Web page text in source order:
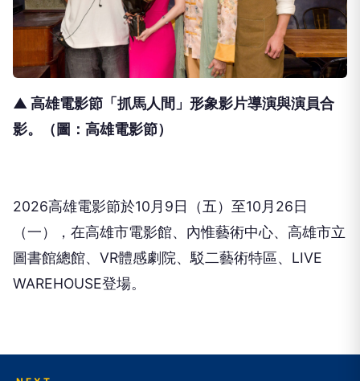
▲ 高雄電影節「抓馬人間」形象影片導演與演員合
影。（圖：高雄電影節）
2026高雄電影節於10月9日（五）至10月26日
（一）， 在高雄市電影館、內惟藝術中心、高雄市立
圖書館總館、 VR體感劇院、駁二藝術特區、LIVE
WAREHOUSE登場。